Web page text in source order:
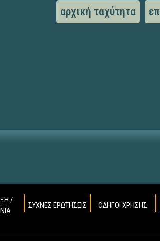
αρχική ταχύτητα
/
ΣΥΧΝΕΣ ΕΡΩΤΗΣΕΙΣ ΟΔΗΓΟΙ ΧΡΗΣΗΣ